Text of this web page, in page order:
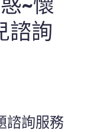
諮詢
諮詢服務